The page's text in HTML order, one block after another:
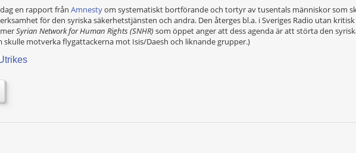
en rapport från Amnestyom systematiskt bortförande och tortyr av tusentals människor som
för den syriska säkerhetstjänsten och andra. Den återges bl.a. i Sveriges Radio utan
Syrian Network for Human Rights (SNHR)som öppet anger att dess agenda är att störta den
skulle motverka flygattackerna mot Isis/Daesh och liknande grupper.)